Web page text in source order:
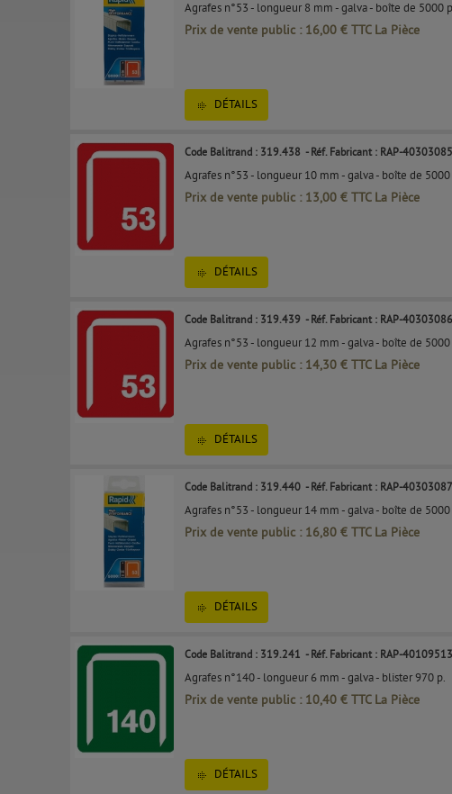
Agrafes n°53 - longueur 8 mm - galva - boîte de 5000
Prix de vente public : 16,00 € TTC La Pièce
DÉTAILS
Code Balitrand : 319.438 - Réf. Fabricant : RAP-40303085
Agrafes n°53 - longueur 10 mm - galva - boîte de 5000
Prix de vente public : 13,00 € TTC La Pièce
DÉTAILS
Code Balitrand : 319.439 - Réf. Fabricant : RAP-40303086
Agrafes n°53 - longueur 12 mm - galva - boîte de 5000
Prix de vente public : 14,30 € TTC La Pièce
DÉTAILS
Code Balitrand : 319.440 - Réf. Fabricant : RAP-40303087
Agrafes n°53 - longueur 14 mm - galva - boîte de 5000
Prix de vente public : 16,80 € TTC La Pièce
DÉTAILS
Code Balitrand : 319.241 - Réf. Fabricant : RAP-40109513
Agrafes n°140 - longueur 6 mm - galva - blister 970 p.
Prix de vente public : 10,40 € TTC La Pièce
DÉTAILS